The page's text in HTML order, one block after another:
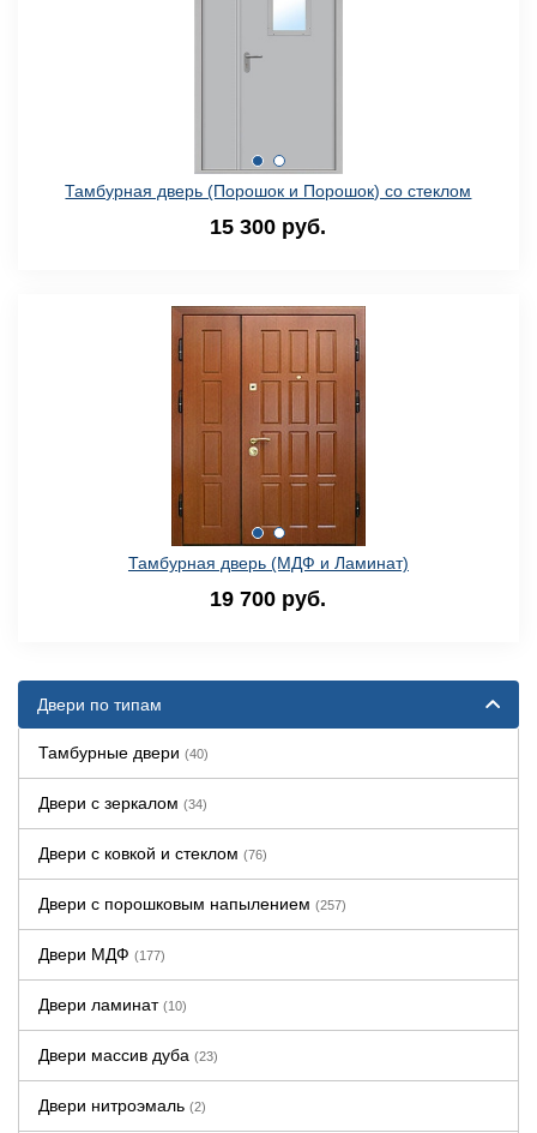
Тамбурная дверь (Порошок и Порошок) со стеклом
15 300 руб.
Тамбурная дверь (МДФ и Ламинат)
19 700 руб.
Двери по типам
Тамбурные двери (40)
Двери с зеркалом (34)
Двери с ковкой и стеклом (76)
Двери с порошковым напылением (257)
Двери МДФ (177)
Двери ламинат (10)
Двери массив дуба (23)
Двери нитроэмаль (2)